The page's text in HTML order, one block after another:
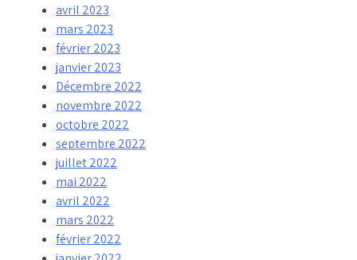
avril 2023
mars 2023
février 2023
janvier 2023
Décembre 2022
novembre 2022
octobre 2022
septembre 2022
juillet 2022
mai 2022
avril 2022
mars 2022
février 2022